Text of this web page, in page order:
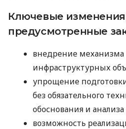
Ключевые
предусмотренные
внедрение механизма
инфраструктурных
упрощение
без обязательного
обоснования и
возможность